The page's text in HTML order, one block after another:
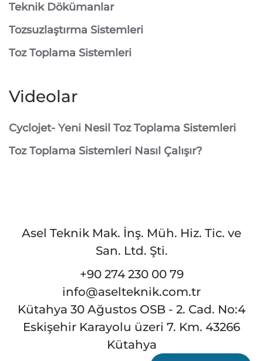
Teknik Dökümanlar
Tozsuzlaştırma Sistemleri
Toz Toplama Sistemleri
Videolar
Cyclojet- Yeni Nesil Toz Toplama Sistemleri
Toz Toplama Sistemleri Nasıl Çalışır?
Asel Teknik Mak. İnş. Müh. Hiz. Tic. ve
San. Ltd. Şti.
+90 274 230 00 79
info@aselteknik.com.tr
Kütahya 30 Ağustos OSB - 2. Cad. No:4
Eskişehir Karayolu üzeri 7. Km. 43266
Kütahya